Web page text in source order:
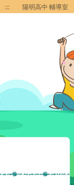
::: 陽明高中 輔導室